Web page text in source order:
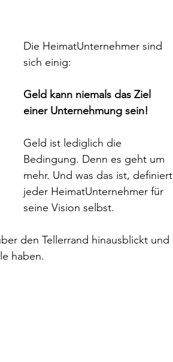
Die HeimatUnternehmer sind
sich einig:
Geld kann niemals das Ziel
einer Unternehmung sein!
Geld ist lediglich die
Bedingung. Denn es geht um
mehr. Und was das ist, definiert
jeder HeimatUnternehmer für
seine Vision selbst.
den Tellerrand hinausblickt und
haben.